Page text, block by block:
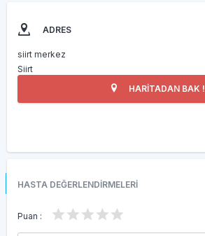
ADRES
siirt merkez
Siirt
HARİTADAN BAK !
HASTA DEĞERLENDİRMELERİ
Puan :